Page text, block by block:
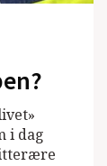
i dag